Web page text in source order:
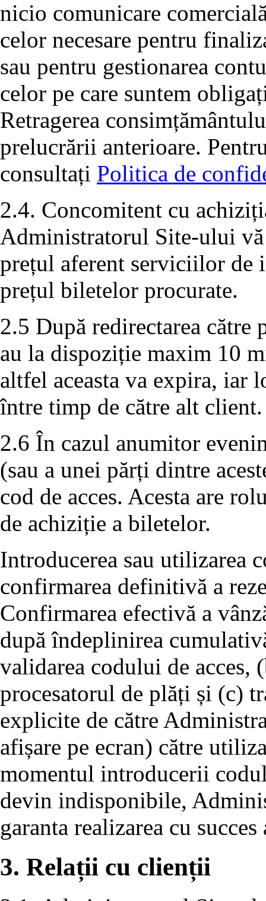
nicio comunicare
celor necesare pentru
sau pentru gestionarea
celor pe care suntem
Retragerea
prelucrării anterioare.
consultați Politica de
2.4. Concomitent cu
Administratorul Site-ului
prețul aferent serviciilor de
prețul biletelor procurate.
2.5 După redirectarea
au la dispoziție maxim 10
altfel aceasta va expira, iar
între timp de către alt client.
2.6 În cazul anumitor
(sau a unei părți dintre
cod de acces. Acesta are
de achiziție a biletelor.
Introducerea sau utilizarea
confirmarea definitivă a
Confirmarea efectivă a
după îndeplinirea
validarea codului de acces,
procesatorul de plăți și (c)
explicite de către
afișare pe ecran) către
momentul introducerii
devin indisponibile,
garanta realizarea cu
3. Relații cu clienții